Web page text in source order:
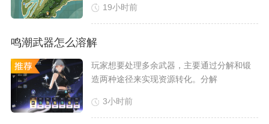
19小时前
鸣潮武器怎么溶解
​玩家想要处理多余武器，主要通过分解和锻
造两种途径来实现资源转化。分解
3小时前